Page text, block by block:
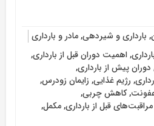
, بارداری و شیردهی,مادر و بارداری
,اهمیت دوران قبل از بارداری,
دوران پیش از بارداری,
, رژیم غذایی, زایمان زودرس,
,کاهش چربی,
مراقبت‌های قبل از بارداری,مکمل,